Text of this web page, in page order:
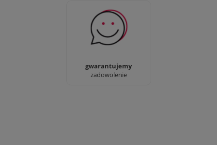
gwarantujemy
zadowolenie
Sprawdź nasze 100%
zadowolenia Klientów